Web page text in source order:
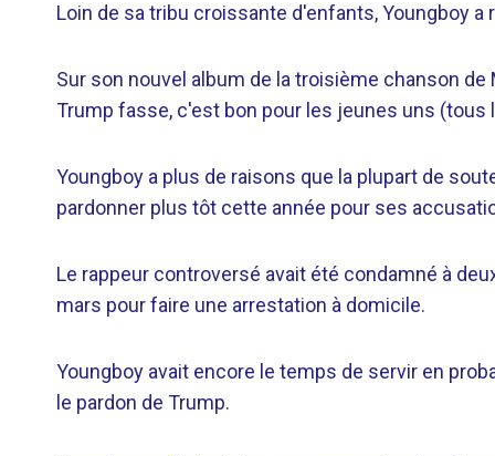
Loin de sa tribu croissante d'enfants, Youngboy
Sur son nouvel album de la troisième chanson de
Trump fasse, c'est bon pour les jeunes uns (tous
Youngboy a plus de raisons que la plupart de
pardonner plus tôt cette année pour ses
Le rappeur controversé avait été condamné à
mars pour faire une arrestation à domicile.
Youngboy avait encore le temps de servir en
le pardon de Trump.